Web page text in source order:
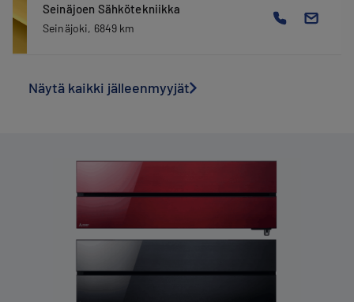
Seinäjoen Sähkötekniikka
Seinäjoki, 6849 km
Näytä kaikki jälleenmyyjät